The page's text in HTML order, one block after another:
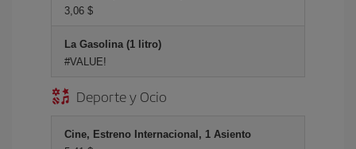
3,06 $
La Gasolina (1 litro)
#VALUE!
Deporte y Ocio
Cine, Estreno Internacional, 1 Asiento